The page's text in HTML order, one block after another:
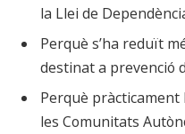
la Llei de
Perquè s’ha reduït
destinat a prevenció
Perquè
les Comunitats